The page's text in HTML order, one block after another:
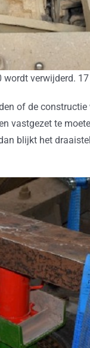
verwijderd.
of de
vastgezet te
blijkt het